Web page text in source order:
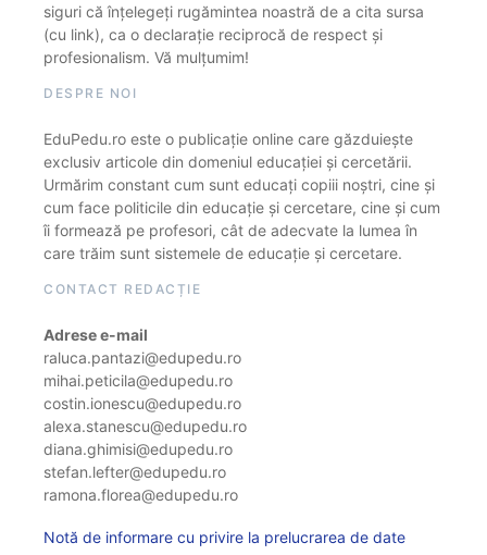
siguri că înțelegeți rugămintea noastră de a cita sursa
(cu link), ca o declarație reciprocă de respect și
profesionalism. Vă mulțumim!
DESPRE NOI
EduPedu.ro este o publicație online care găzduiește
exclusiv articole din domeniul educației și cercetării.
Urmărim constant cum sunt educați copiii noștri, cine și
cum face politicile din educație și cercetare, cine și cum
îi formează pe profesori, cât de adecvate la lumea în
care trăim sunt sistemele de educație și cercetare.
CONTACT REDACȚIE
Adrese e-mail
raluca.pantazi@edupedu.ro
mihai.peticila@edupedu.ro
costin.ionescu@edupedu.ro
alexa.stanescu@edupedu.ro
diana.ghimisi@edupedu.ro
stefan.lefter@edupedu.ro
ramona.florea@edupedu.ro
Notă de informare cu privire la prelucrarea de date